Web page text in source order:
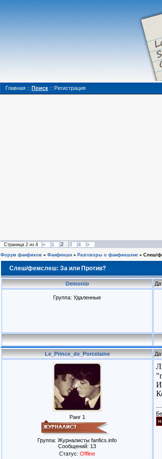
Главная :: Поиск :: Регистрация
Страница 2 из 4 « 1 2 3 4 »
Форум фанфиков » Фанфикшн » Разговоры о фанфикшене » Слеш/
Слеш/фемслеш: За или Против?
Demonio
Группа: Удаленные
Le_Prince_de_Porcelaine
Ранг 1
Группа: Журналисты fanfics.info
Сообщений: 13
Статус: Offline